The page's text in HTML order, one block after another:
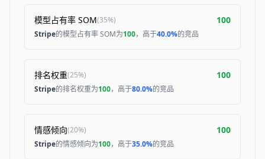
模型占有率 SOM(35%) 100
Stripe的模型占有率 SOM为100，高于40.0%的竞品
排名权重(25%) 100
Stripe的排名权重为100，高于80.0%的竞品
情感倾向(20%) 100
Stripe的情感倾向为100，高于35.0%的竞品